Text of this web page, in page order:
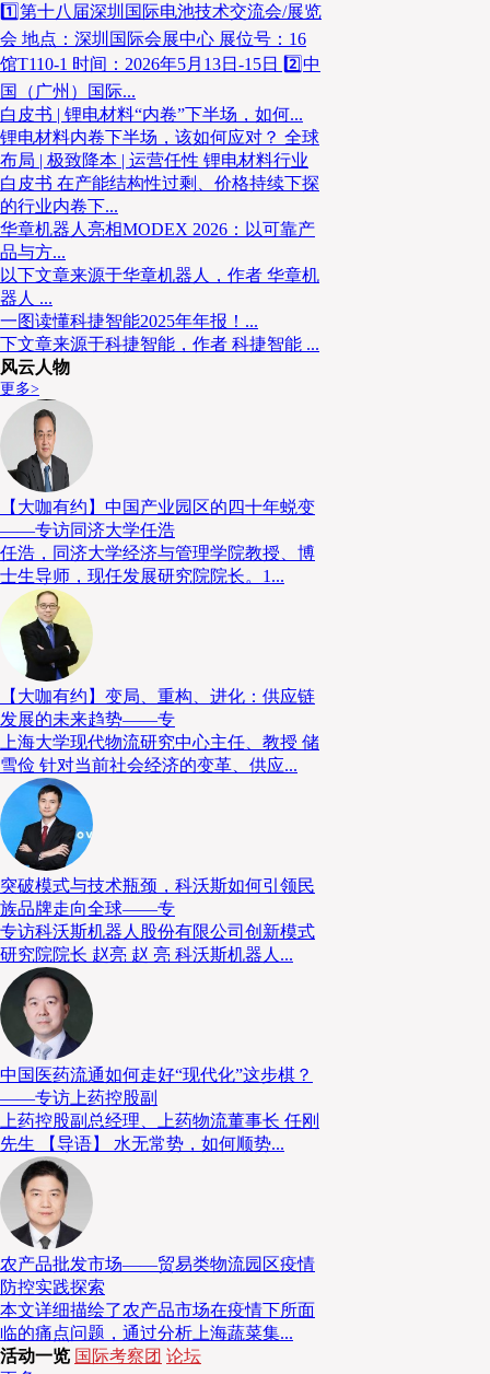
业越来越快、越来越便利，制造业也开始直接面对消
箱，变成现在小批量、多品类，大家对物流的要求就
当日达、半日达。这就让后端仓储、分拣、配送的压力
传统的物流自动化设备，是对应过去传统商业和制
流，靠的就是AI+机器人，用来解决订单量大、作业精
其中最令人印象深刻的是智能装备的崛起：AMR自主
车、四向穿梭车、攀爬机器人、分拣机器人、拆码垛
形立体分拣系统、高速分拣机等等。也正是这些设备
了世界前列，成为真正的行业领先者。
企业经营：长期主义为根，质量信
采编：在仓储自动化、冷链、宅配等领域，您积累了
些物流自动化企业的辉煌与失败，能否请您分别谈谈
共性思路或成功经验，同时总结失败企业共同存在的原
陈巨星：企业想要长久生存，核心是走长期主义、做
国家那些真正能做百年的企业，大多不是追求“大而全”
品自主研发制造，非核心业务合理外包，不让业务太
变化的市场中保持灵活、游刃有余。
同时，经营一定要讲契约精神、坚持品质。在资金上
行融资，尽量不依赖外部资本对赌。很多外部资本追
1️⃣第十八届深圳国际电池技术交流会/展览
会 地点：深圳国际会展中心 展位号：16
馆T110-1 时间：2026年5月13日-15日 2️⃣中
国（广州）国际...
白皮书 | 锂电材料“内卷”下半场，如何...
锂电材料内卷下半场，该如何应对？ 全球
布局 | 极致降本 | 运营任性 锂电材料行业
白皮书 在产能结构性过剩、价格持续下探
的行业内卷下...
华章机器人亮相MODEX 2026：以可靠产
品与方...
以下文章来源于华章机器人，作者 华章机
器人 ...
一图读懂科捷智能2025年年报！...
下文章来源于科捷智能，作者 科捷智能 ...
风云人物
更多>
【大咖有约】中国产业园区的四十年蜕变
——专访同济大学任浩
任浩，同济大学经济与管理学院教授、博
士生导师，现任发展研究院院长。1...
【大咖有约】变局、重构、进化：供应链
发展的未来趋势——专
上海大学现代物流研究中心主任、教授 储
雪俭 针对当前社会经济的变革、供应...
突破模式与技术瓶颈，科沃斯如何引领民
族品牌走向全球——专
专访科沃斯机器人股份有限公司创新模式
研究院院长 赵亮 赵 亮 科沃斯机器人...
中国医药流通如何走好“现代化”这步棋？
——专访上药控股副
上药控股副总经理、上药物流董事长 任刚
先生 【导语】 水无常势，如何顺势...
农产品批发市场——贸易类物流园区疫情
防控实践探索
本文详细描绘了农产品市场在疫情下所面
临的痛点问题，通过分析上海蔬菜集...
活动一览 国际考察团 论坛